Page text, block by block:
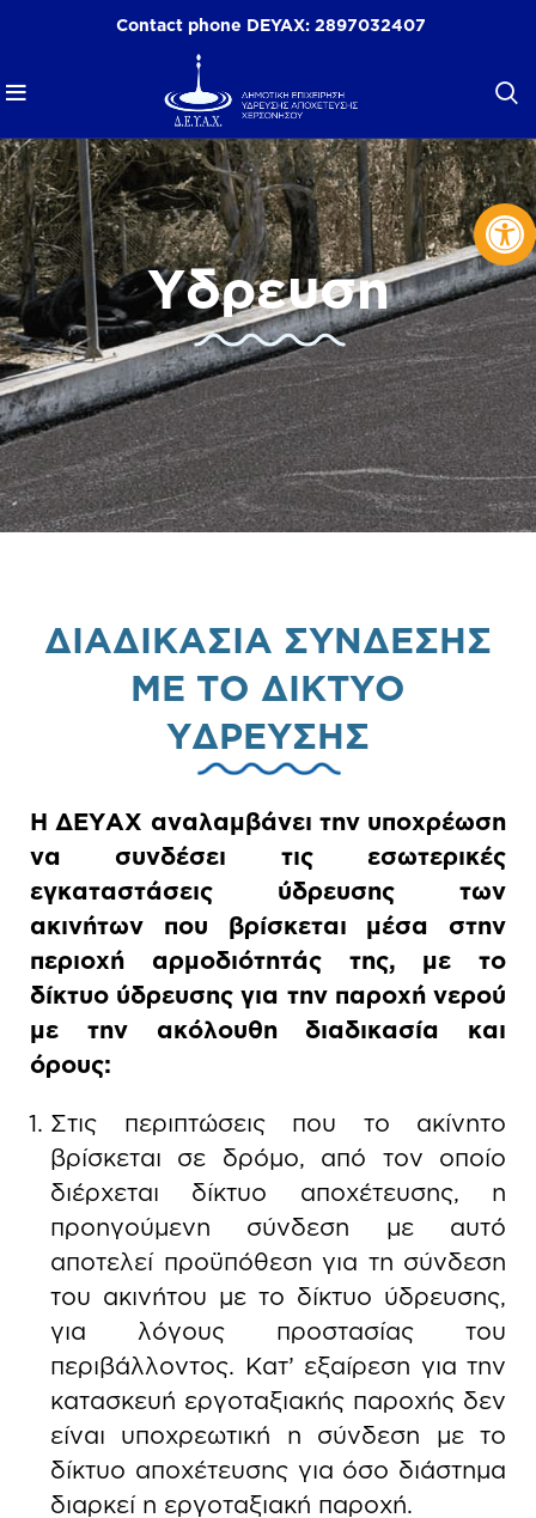
Contact phone DEYAX: 2897032407
Υδρευση
ΔΙΑΔΙΚΑΣΙΑ ΣΥΝΔΕΣΗΣ
ΜΕ ΤΟ ΔΙΚΤΥΟ
ΥΔΡΕΥΣΗΣ
Η ΔΕΥΑΧ αναλαμβάνει την υποχρέωση
να συνδέσει τις εσωτερικές
εγκαταστάσεις ύδρευσης των
ακινήτων που βρίσκεται μέσα στην
περιοχή αρμοδιότητάς της, με το
δίκτυο ύδρευσης για την παροχή νερού
με την ακόλουθη διαδικασία και
όρους:
Στις περιπτώσεις που το ακίνητο
βρίσκεται σε δρόμο, από τον οποίο
διέρχεται δίκτυο αποχέτευσης, η
προηγούμενη σύνδεση με αυτό
αποτελεί προϋπόθεση για τη σύνδεση
του ακινήτου με το δίκτυο ύδρευσης,
για λόγους προστασίας του
περιβάλλοντος. Κατ’ εξαίρεση για την
κατασκευή εργοταξιακής παροχής δεν
είναι υποχρεωτική η σύνδεση με το
δίκτυο αποχέτευσης για όσο διάστημα
διαρκεί η εργοταξιακή παροχή.